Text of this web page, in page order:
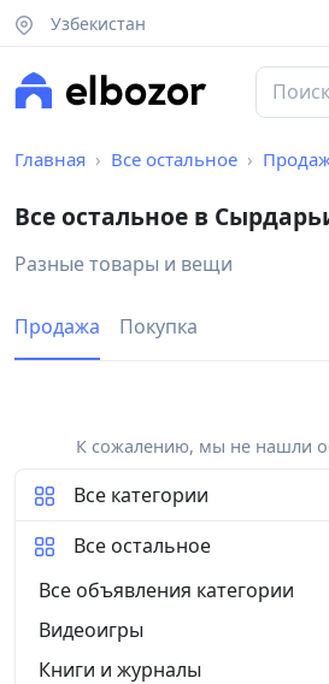
Узбекистан
Главная Все остальное
Все остальное в
Разные товары и вещи
Продажа Покупка
К сожалению, мы не нашли
Все категории
Все остальное
Все объявления категории
Видеоигры
Книги и журналы